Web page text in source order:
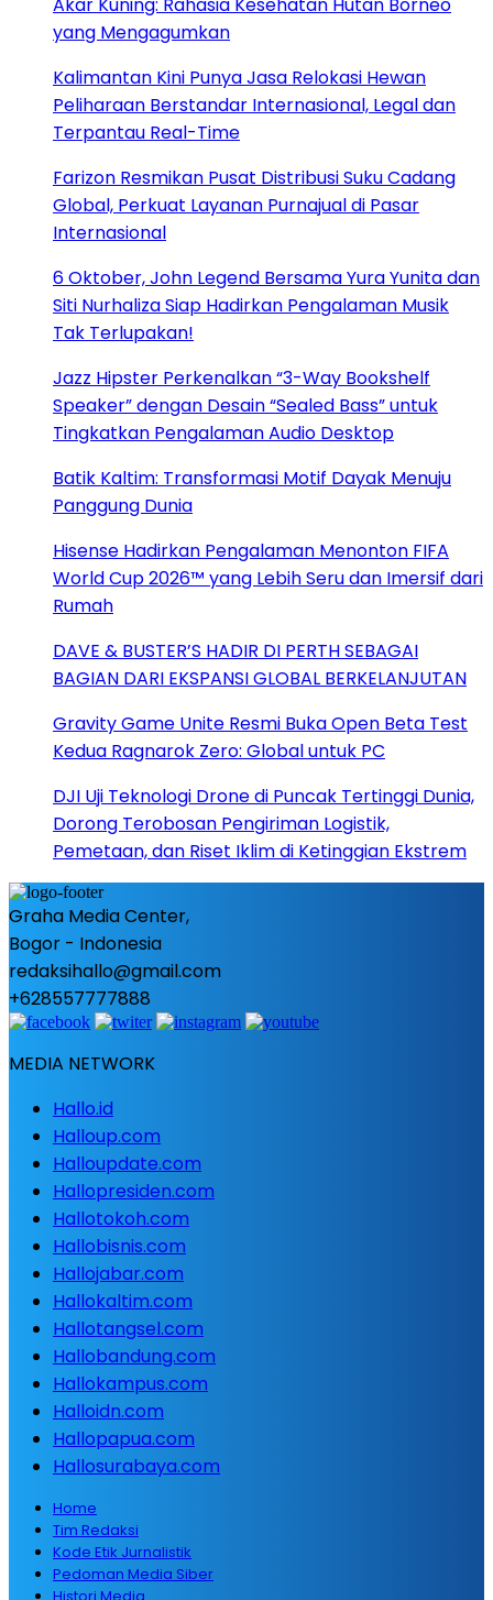
yang Mengagumkan
Kalimantan Kini Punya Jasa Relokasi Hewan
Peliharaan Berstandar Internasional, Legal dan
Terpantau Real-Time
Farizon Resmikan Pusat Distribusi Suku Cadang
Global, Perkuat Layanan Purnajual di Pasar
Internasional
6 Oktober, John Legend Bersama Yura Yunita dan
Siti Nurhaliza Siap Hadirkan Pengalaman Musik
Tak Terlupakan!
Jazz Hipster Perkenalkan “3-Way Bookshelf
Speaker” dengan Desain “Sealed Bass” untuk
Tingkatkan Pengalaman Audio Desktop
Batik Kaltim: Transformasi Motif Dayak Menuju
Panggung Dunia
Hisense Hadirkan Pengalaman Menonton FIFA
World Cup 2026™ yang Lebih Seru dan Imersif dari
Rumah
DAVE & BUSTER’S HADIR DI PERTH SEBAGAI
BAGIAN DARI EKSPANSI GLOBAL BERKELANJUTAN
Gravity Game Unite Resmi Buka Open Beta Test
Kedua Ragnarok Zero: Global untuk PC
DJI Uji Teknologi Drone di Puncak Tertinggi Dunia,
Dorong Terobosan Pengiriman Logistik,
Pemetaan, dan Riset Iklim di Ketinggian Ekstrem
Graha Media Center,
Bogor - Indonesia
redaksihallo@gmail.com
+628557777888
MEDIA NETWORK
Hallo.id
Halloup.com
Halloupdate.com
Hallopresiden.com
Hallotokoh.com
Hallobisnis.com
Hallojabar.com
Hallokaltim.com
Hallotangsel.com
Hallobandung.com
Hallokampus.com
Halloidn.com
Hallopapua.com
Hallosurabaya.com
Home
Tim Redaksi
Kode Etik Jurnalistik
Pedoman Media Siber
Histori Media